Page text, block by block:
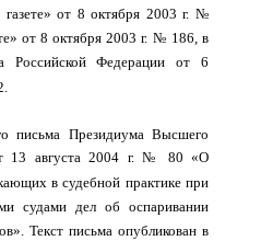
газете» от 8 октября 2003 г. №
от 8 октября 2003 г. № 186, в
Российской Федерации от 6
письма Президиума Высшего
13 августа 2004 г. № 80 «О
в судебной практике при
судами дел об оспаривании
Текст письма опубликован в